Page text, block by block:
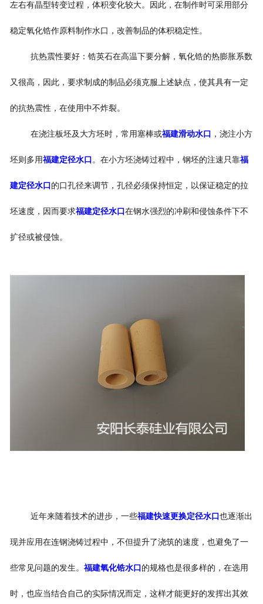
左右有晶型转变过程，体积变化较大。因此，在制作时可采用部分
稳定氧化锆作原料制作水口，改善制品的体积稳定性。
抗热震性要好：锆英石在高温下要分解，氧化锆的热膨胀系数
又很高，因此，要求制成的制品必须克服上述缺点，使其具有一定
的抗热震性，在使用中不炸裂。
在浇注板坯及大方坯时，常用塞棒或福建滑动水口 ，浇注小方
坯则多用福建定径水口 。在小方坯浇铸过程中，钢坯的注速只靠福
建定径水口 的口孔径来调节，孔径必须保持恒定，以保证稳定的拉
坯速度，因而要求福建定径水口 在钢水强烈的冲刷和侵蚀条件下不
扩径或被侵蚀。
近年来随着技术的进步，一些福建快速更换定径水口 也逐渐出
现并应用在连钢浇铸过程中，不但提升了浇筑的速度，也避免了一
些常见问题的发生。 福建氧化锆水口 的规格也是很多样的，在选用
时，也应当结合自己的实际情况而定，这样才能更好的发挥出其效